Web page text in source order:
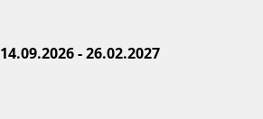
14.09.2026 - 26.02.2027